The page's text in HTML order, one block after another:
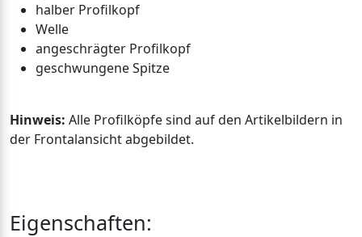
halber Profilkopf
Welle
angeschrägter Profilkopf
geschwungene Spitze
Hinweis: Alle Profilköpfe sind auf den Artikelbildern in
der Frontalansicht abgebildet.
Eigenschaften: